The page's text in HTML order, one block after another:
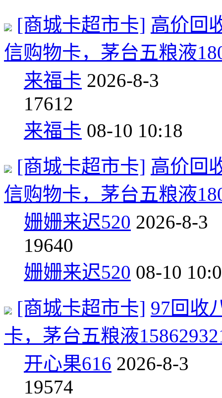
[商城卡超市卡] 高价回
信购物卡，茅台五粮液
来福卡 2026-8-3
17612
来福卡 08-10 10:18
[商城卡超市卡] 高价回
信购物卡，茅台五粮液
姗姗来迟520 2026-8-3
19640
姗姗来迟520 08-10
[商城卡超市卡] 97回收
卡，茅台五粮液
开心果616 2026-8-3
19574